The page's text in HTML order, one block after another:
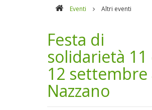
Eventi Altri eventi
Festa di
solidarietà 11
12 settembre
Nazzano